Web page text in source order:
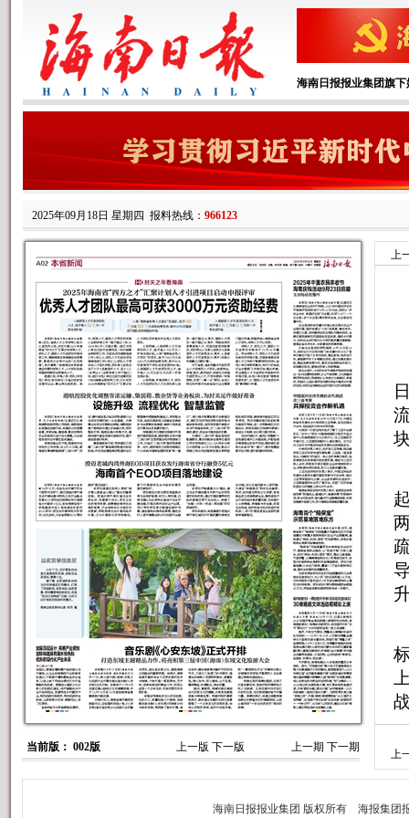
海南日报报业集团旗下
2025年09月18日 星期四 报料热线： 966123
当前版： 002版 上一版 下一版 上一期 下一期
上
上